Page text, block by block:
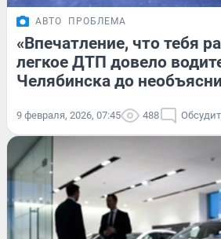
АВТО ПРОБЛЕМА
«Впечатление, что тебя
легкое ДТП довело
Челябинска до
9 февраля, 2026, 07:45 488